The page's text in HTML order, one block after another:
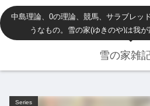
中島理論、0の理論、競馬、サラブレッ
うなもの。雪の家(ゆきのや)は我が
雪の家雑
Series